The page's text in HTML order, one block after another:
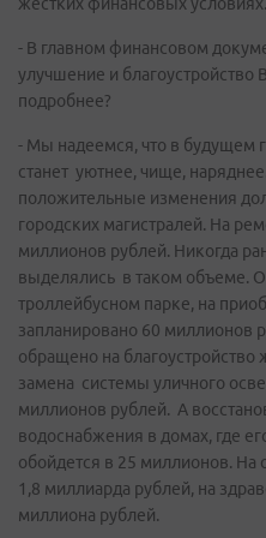
- В главном финансовом
улучшение и
подробнее?
- Мы надеемся, что в будущем
станет уютнее, чище,
положительные изменения
городских магистралей. На
миллионов рублей. Никогда
выделялись в таком объеме.
троллейбусном парке, на
запланировано 60 миллионов
обращено на
замена системы уличного
миллионов рублей. А
водоснабжения в домах, где
обойдется в 25 миллионов. На
1,8 миллиарда рублей, на
миллиона рублей.